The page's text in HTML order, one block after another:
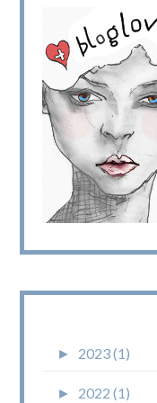
► 2023 (1)
► 2022 (1)